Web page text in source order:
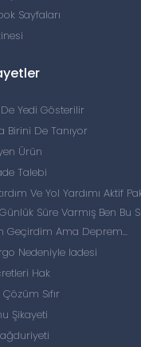
Sayfaları
Yedi Gösterilir
Birini De Tanıyor
Ürün
Talebi
Ve Yol Yardımı Aktif
Süre Varmış Ben Bu
Geçirdim Ama Deprem...
Nedeniyle Iadesi
Hak
Sıfır
Şikayeti